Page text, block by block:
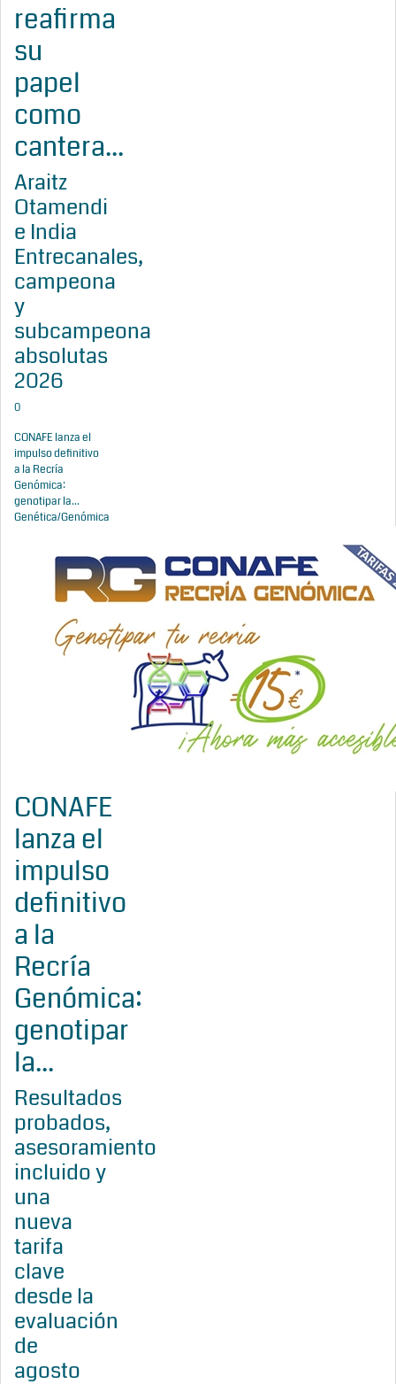
reafirma
su
papel
como
cantera...
Araitz
Otamendi
e India
Entrecanales,
campeona
y
subcampeona
absolutas
2026
0
CONAFE lanza el
impulso definitivo
a la Recría
Genómica:
genotipar la...
Genética/Genómica
CONAFE
lanza el
impulso
definitivo
a la
Recría
Genómica:
genotipar
la...
Resultados
probados,
asesoramiento
incluido y
una
nueva
tarifa
clave
desde la
evaluación
de
agosto